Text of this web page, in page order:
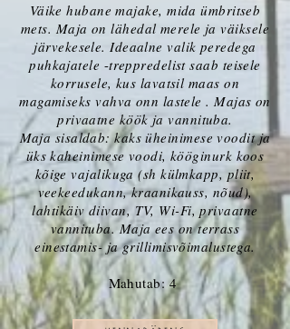
Väike hubane majake, mida ümbritseb
mets. Maja on lähedal merele ja väiksele
järvekesele. Ideaalne valik peredega
puhkajatele -treppredelist saab teisele
korrusele, kus lavatsil maas on
magamiseks vahva onn lastele . Majas on
privaatne köök ja vannituba.
Maja sisaldab: kaks üheinimese voodit ja
üks kaheinimese voodi, kööginurk koos
kõige vajalikuga (sh külmkapp, pliit,
veekeedukann, kraanikauss, nõud),
lahtikäiv diivan, TV, Wi-Fi, privaatne
vannituba. Maja ees on terrass
einestamis- ja grillimisvõimalustega.
Mahutab: 4